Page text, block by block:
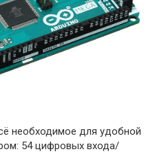
необходимое для удобной
54 цифровых входа/